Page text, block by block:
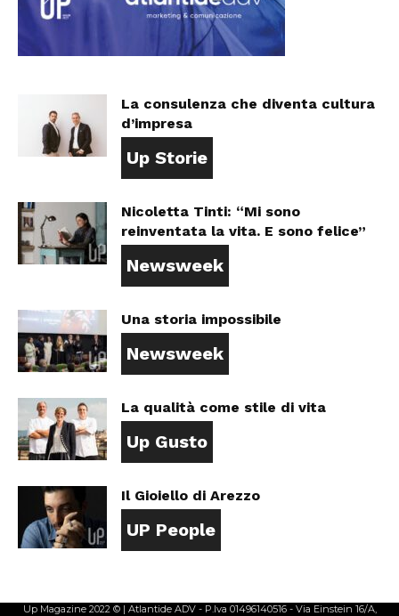
La consulenza che diventa cultura
d’impresa
Up Storie
Nicoletta Tinti: “Mi sono
reinventata la vita. E sono felice”
Newsweek
Una storia impossibile
Newsweek
La qualità come stile di vita
Up Gusto
Il Gioiello di Arezzo
UP People
Up Magazine 2022 © | Atlantide ADV - P.Iva 01496140516 - Via Einstein 16/A,